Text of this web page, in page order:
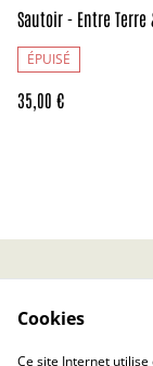
Sautoir - Entre Terre
ÉPUISÉ
35,00 €
Politique de
Cookies
Ce site Internet utilise